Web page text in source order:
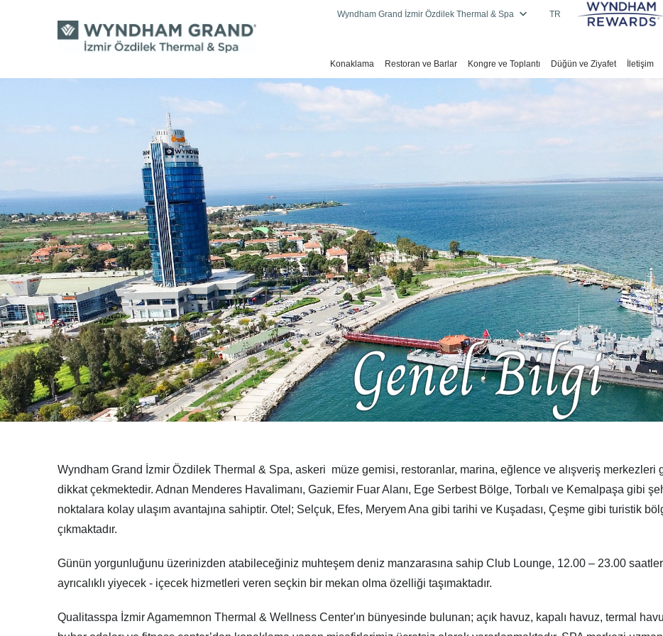
Wyndham Grand İzmir Özdilek Thermal & Spa TR
Konaklama Restoran ve Barlar Kongre ve Toplantı Düğün ve Ziyafet İletişim
Genel Bilgi
Wyndham Grand İzmir Özdilek Thermal & Spa, askeri müze gemisi, restoranlar, marina, eğlence ve alışveriş merkezleri
dikkat çekmektedir. Adnan Menderes Havalimanı, Gaziemir Fuar Alanı, Ege Serbest Bölge, Torbalı ve Kemalpaşa gibi
noktalara kolay ulaşım avantajına sahiptir. Otel; Selçuk, Efes, Meryem Ana gibi tarihi ve Kuşadası, Çeşme gibi turistik
çıkmaktadır.
Günün yorgunluğunu üzerinizden atabileceğiniz muhteşem deniz manzarasına sahip Club Lounge, 12.00 – 23.00
ayrıcalıklı yiyecek - içecek hizmetleri veren seçkin bir mekan olma özelliği taşımaktadır.
Qualitasspa İzmir Agamemnon Thermal & Wellness Center'ın bünyesinde bulunan; açık havuz, kapalı havuz, termal